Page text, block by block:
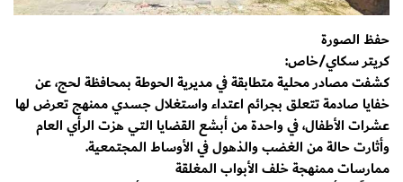
حفظ الصورة
كريتر سكاي/خاص:
كشفت مصادر محلية متطابقة في مديرية الحوطة بمحافظة لحج، عن
خفايا صادمة تتعلق بجرائم اعتداء واستغلال جسدي ممنهج تعرض لها
عشرات الأطفال، في واحدة من أبشع القضايا التي هزت الرأي العام
وأثارت حالة من الغضب والذهول في الأوساط المجتمعية.
​ممارسات ممنهجة خلف الأبواب المغلقة